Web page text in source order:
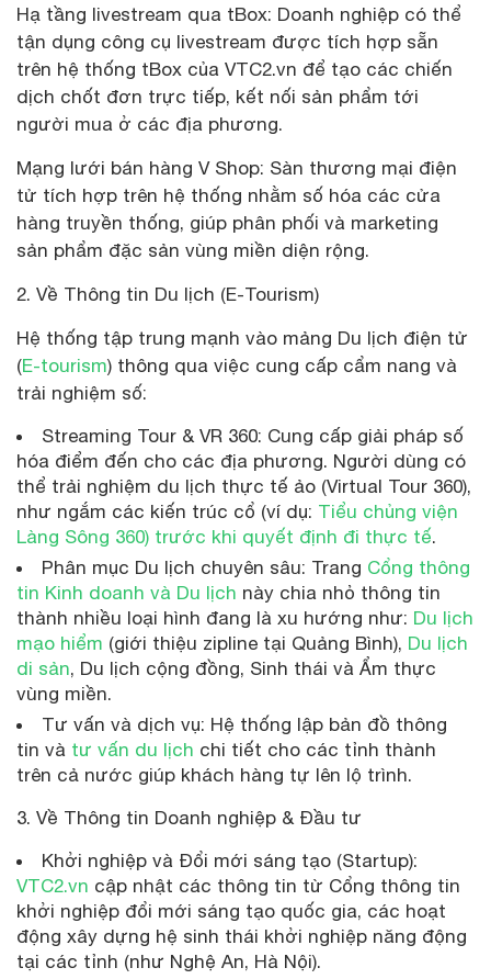
Hạ tầng livestream qua tBox: Doanh nghiệp có thể
tận dụng công cụ livestream được tích hợp sẵn
trên hệ thống tBox của VTC2.vn để tạo các chiến
dịch chốt đơn trực tiếp, kết nối sản phẩm tới
người mua ở các địa phương.
Mạng lưới bán hàng V Shop: Sàn thương mại điện
tử tích hợp trên hệ thống nhằm số hóa các cửa
hàng truyền thống, giúp phân phối và marketing
sản phẩm đặc sản vùng miền diện rộng.
2. Về Thông tin Du lịch (E-Tourism)
Hệ thống tập trung mạnh vào mảng Du lịch điện tử
(E-tourism) thông qua việc cung cấp cẩm nang và
trải nghiệm số:
Streaming Tour & VR 360: Cung cấp giải pháp số
hóa điểm đến cho các địa phương. Người dùng có
thể trải nghiệm du lịch thực tế ảo (Virtual Tour 360),
như ngắm các kiến trúc cổ (ví dụ: Tiểu chủng viện
Làng Sông 360) trước khi quyết định đi thực tế.
Phân mục Du lịch chuyên sâu: Trang Cổng thông
tin Kinh doanh và Du lịch này chia nhỏ thông tin
thành nhiều loại hình đang là xu hướng như: Du lịch
mạo hiểm (giới thiệu zipline tại Quảng Bình), Du lịch
di sản, Du lịch cộng đồng, Sinh thái và Ẩm thực
vùng miền.
Tư vấn và dịch vụ: Hệ thống lập bản đồ thông
tin và tư vấn du lịch chi tiết cho các tỉnh thành
trên cả nước giúp khách hàng tự lên lộ trình.
3. Về Thông tin Doanh nghiệp & Đầu tư
Khởi nghiệp và Đổi mới sáng tạo (Startup):
VTC2.vn cập nhật các thông tin từ Cổng thông tin
khởi nghiệp đổi mới sáng tạo quốc gia, các hoạt
động xây dựng hệ sinh thái khởi nghiệp năng động
tại các tỉnh (như Nghệ An, Hà Nội).